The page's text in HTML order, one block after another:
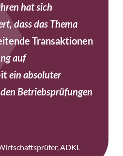
hat sich
dass das Thema
Transaktionen
auf
ein absoluter
Betriebsprüfungen
ADKL